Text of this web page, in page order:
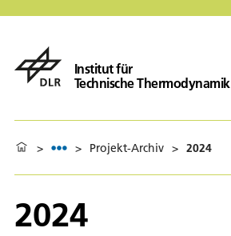
Institut für
Technische Thermodynamik
> > Projekt-Archiv > 2024
2024